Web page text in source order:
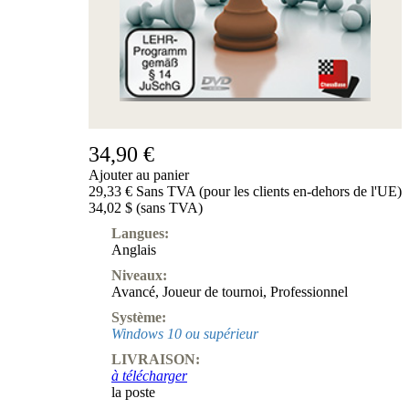
34,90 €
Ajouter au panier
29,33 € Sans TVA (pour les clients en-dehors de l'UE)
34,02 $ (sans TVA)
Langues:
Anglais
Niveaux:
Avancé, Joueur de tournoi, Professionnel
Système:
Windows 10 ou supérieur
LIVRAISON:
à télécharger
la poste
Produits
pour
débutants
ChessBase
Magazine
Extra
Ludwig